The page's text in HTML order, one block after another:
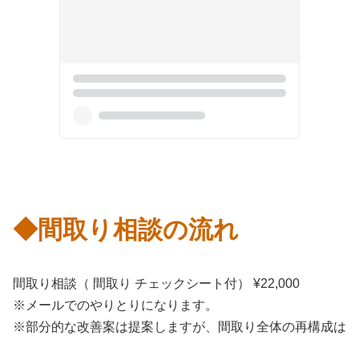
◆間取り相談の流れ
間取り相談（ 間取り チェックシート付） ¥22,000
※メールでのやりとりになります。
※部分的な改善案は提案しますが、間取り全体の再構成は